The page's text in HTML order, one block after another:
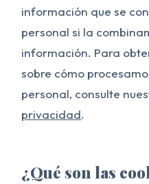
información que se
personal si la
información. Para
sobre cómo
personal, consulte
privacidad.
¿Qué son las